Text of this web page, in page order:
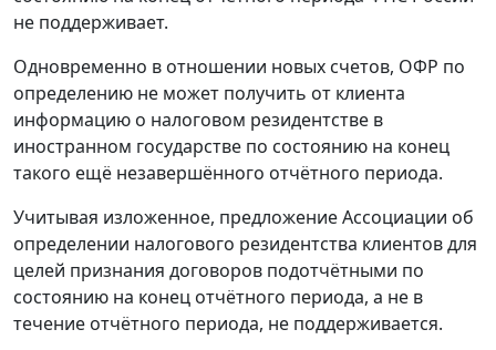
не поддерживает.
Одновременно в отношении новых счетов, ОФР по
определению не может получить от клиента
информацию о налоговом резидентстве в
иностранном государстве по состоянию на конец
такого ещё незавершённого отчётного периода.
Учитывая изложенное, предложение Ассоциации об
определении налогового резидентства клиентов для
целей признания договоров подотчётными по
состоянию на конец отчётного периода, а не в
течение отчётного периода, не поддерживается.